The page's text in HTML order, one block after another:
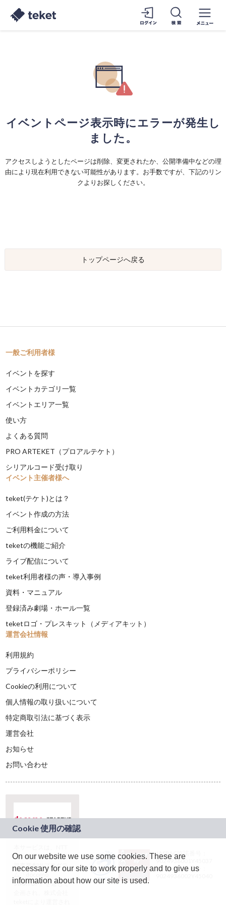
イベントページ表示時にエラーが発生し
ました。
アクセスしようとしたページは削除、変更されたか、公開準備中などの理
由により現在利用できない可能性があります。お手数ですが、下記のリン
クよりお探しください。
トップページへ戻る
一般ご利用者様
イベントを探す
イベントカテゴリ一覧
イベントエリア一覧
使い方
よくある質問
PRO ARTEKET（プロアルテケト）
シリアルコード受け取り
イベント主催者様へ
teket(テケト)とは？
イベント作成の方法
ご利用料金について
teketの機能ご紹介
ライブ配信について
teket利用者様の声・導入事例
資料・マニュアル
登録済み劇場・ホール一覧
teketロゴ・プレスキット（メディアキット）
運営会社情報
利用規約
プライバシーポリシー
Cookieの利用について
個人情報の取り扱いについて
特定商取引法に基づく表示
運営会社
お知らせ
お問い合わせ
ドコモグループの新
規事業創出プログラ
ム「docomo
STARTUP」を通じて
JASRAC許諾番号：
9024936001Y45037
JASRAC許諾番号：
On our website we use some cookies. These are
necessary for our site to work properly and to give us
information about how our site is used.